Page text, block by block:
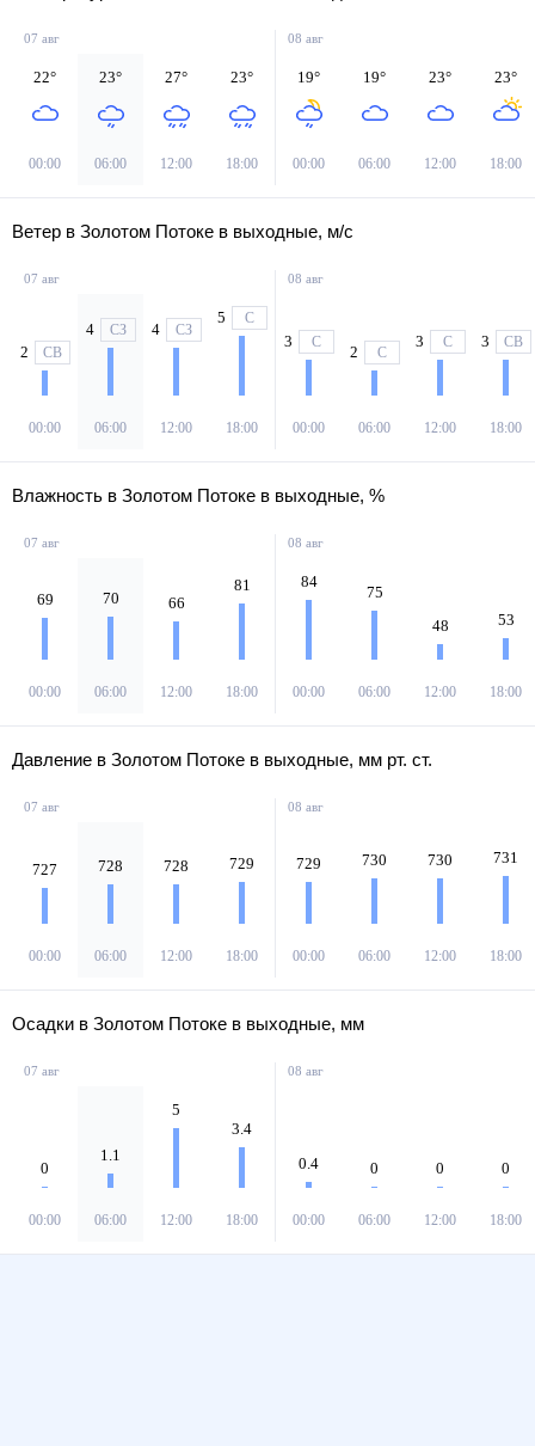
07 авг
22°
00:00
23°
06:00
27°
12:00
23°
18:00
08 авг
19°
00:00
19°
06:00
23°
12:00
23°
18:00
Ветер в Золотом Потоке в выходные, м/с
07 авг
2 СВ
00:00
4 СЗ
06:00
4 СЗ
12:00
5 С
18:00
08 авг
3 С
00:00
2 С
06:00
3 С
12:00
3 СВ
18:00
Влажность в Золотом Потоке в выходные, %
07 авг
69
00:00
70
06:00
66
12:00
81
18:00
08 авг
84
00:00
75
06:00
48
12:00
53
18:00
Давление в Золотом Потоке в выходные, мм рт. ст.
07 авг
727
00:00
728
06:00
728
12:00
729
18:00
08 авг
729
00:00
730
06:00
730
12:00
731
18:00
Осадки в Золотом Потоке в выходные, мм
07 авг
0
00:00
1.1
06:00
5
12:00
3.4
18:00
08 авг
0.4
00:00
0
06:00
0
12:00
0
18:00